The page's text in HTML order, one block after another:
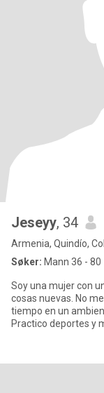
Jeseyy, 34
Armenia, Quindío,
Søker: Mann 36 - 80
Soy una mujer con
cosas nuevas. No
tiempo en un
Practico deportes y